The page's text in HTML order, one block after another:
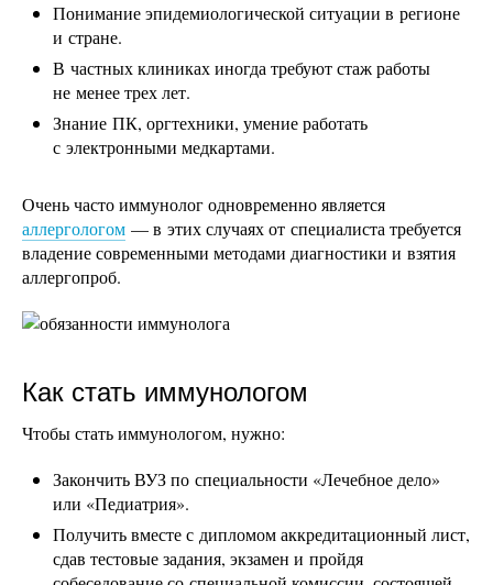
Понимание эпидемиологической ситуации в регионе
и стране.
В частных клиниках иногда требуют стаж работы
не менее трех лет.
Знание ПК, оргтехники, умение работать
с электронными медкартами.
Очень часто иммунолог одновременно является
аллергологом — в этих случаях от специалиста требуется
владение современными методами диагностики и взятия
аллергопроб.
Как стать иммунологом
Чтобы стать иммунологом, нужно:
Закончить ВУЗ по специальности «Лечебное дело»
или «Педиатрия».
Получить вместе с дипломом аккредитационный лист,
сдав тестовые задания, экзамен и пройдя